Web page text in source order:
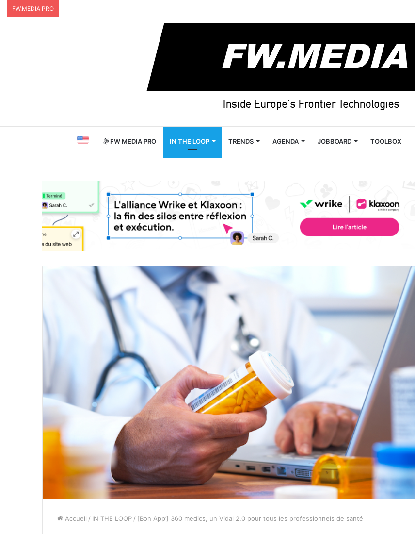
FW.MEDIA PRO
FW MEDIA PRO IN THE LOOP TRENDS AGENDA JOBBOARD TOOLBOX
Accueil / IN THE LOOP / [Bon App’] 360 medics, un Vidal 2.0 pour tous les professionnels de santé